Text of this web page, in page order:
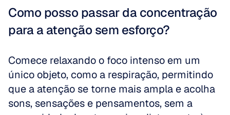
Como posso passar da concentração
para a atenção sem esforço?
Comece relaxando o foco intenso em um
único objeto, como a respiração, permitindo
que a atenção se torne mais ampla e acolha
sons, sensações e pensamentos, sem a